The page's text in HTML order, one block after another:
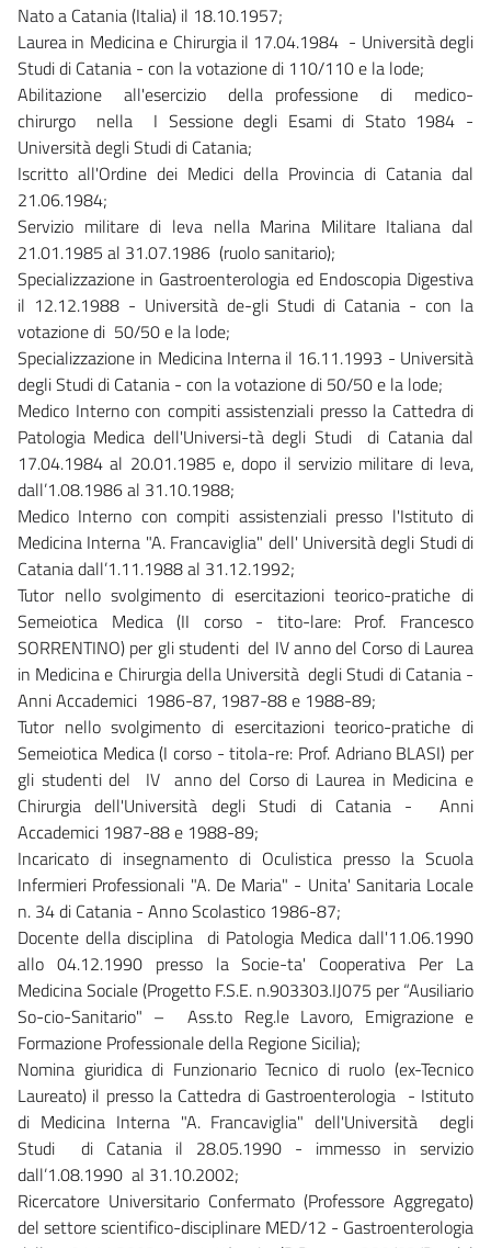
Nato a Catania (Italia) il 18.10.1957;
Laurea in Medicina e Chirurgia il 17.04.1984 - Università degli
Studi di Catania - con la votazione di 110/110 e la lode;
Abilitazione all'esercizio della professione di medico-
chirurgo nella I Sessione degli Esami di Stato 1984 -
Università degli Studi di Catania;
Iscritto all'Ordine dei Medici della Provincia di Catania dal
21.06.1984;
Servizio militare di leva nella Marina Militare Italiana dal
21.01.1985 al 31.07.1986 (ruolo sanitario);
Specializzazione in Gastroenterologia ed Endoscopia Digestiva
il 12.12.1988 - Università de-gli Studi di Catania - con la
votazione di 50/50 e la lode;
Specializzazione in Medicina Interna il 16.11.1993 - Università
degli Studi di Catania - con la votazione di 50/50 e la lode;
Medico Interno con compiti assistenziali presso la Cattedra di
Patologia Medica dell'Universi-tà degli Studi di Catania dal
17.04.1984 al 20.01.1985 e, dopo il servizio militare di leva,
dall’1.08.1986 al 31.10.1988;
Medico Interno con compiti assistenziali presso l'Istituto di
Medicina Interna "A. Francaviglia" dell' Università degli Studi di
Catania dall’1.11.1988 al 31.12.1992;
Tutor nello svolgimento di esercitazioni teorico-pratiche di
Semeiotica Medica (II corso - tito-lare: Prof. Francesco
SORRENTINO) per gli studenti del IV anno del Corso di Laurea
in Medicina e Chirurgia della Università degli Studi di Catania -
Anni Accademici 1986-87, 1987-88 e 1988-89;
Tutor nello svolgimento di esercitazioni teorico-pratiche di
Semeiotica Medica (I corso - titola-re: Prof. Adriano BLASI) per
gli studenti del IV anno del Corso di Laurea in Medicina e
Chirurgia dell'Università degli Studi di Catania - Anni
Accademici 1987-88 e 1988-89;
Incaricato di insegnamento di Oculistica presso la Scuola
Infermieri Professionali "A. De Maria" - Unita' Sanitaria Locale
n. 34 di Catania - Anno Scolastico 1986-87;
Docente della disciplina di Patologia Medica dall'11.06.1990
allo 04.12.1990 presso la Socie-ta' Cooperativa Per La
Medicina Sociale (Progetto F.S.E. n.903303.IJ075 per “Ausiliario
So-cio-Sanitario" – Ass.to Reg.le Lavoro, Emigrazione e
Formazione Professionale della Regione Sicilia);
Nomina giuridica di Funzionario Tecnico di ruolo (ex-Tecnico
Laureato) il presso la Cattedra di Gastroenterologia - Istituto
di Medicina Interna "A. Francaviglia" dell'Università degli
Studi di Catania il 28.05.1990 - immesso in servizio
dall’1.08.1990 al 31.10.2002;
Ricercatore Universitario Confermato (Professore Aggregato)
del settore scientifico-disciplinare MED/12 - Gastroenterologia